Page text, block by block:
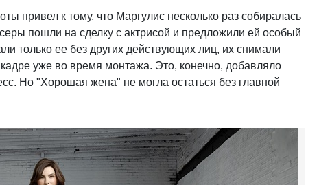
привел к тому, что Маргулис несколько раз собиралась
пошли на сделку с актрисой и предложили ей особый
только ее без других действующих лиц, их снимали
уже во время монтажа. Это, конечно, добавляло
Но "Хорошая жена" не могла остаться без главной